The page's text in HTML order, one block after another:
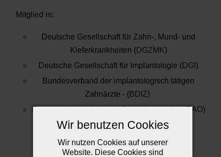
Mitglied in:
Deutsche Gesellschaft für Zahn-, Mund- und
Kieferkrankheiten (DGZMK)
Deutsche Gesellschaft für Implantologie (DGI )
Bundesverband der implantologisch tätigen
Zahnärzte - (BDIZ)
European Association for Osseointegration (EAO)
Wir benutzen Cookies
Wir nutzen Cookies auf unserer
Website. Diese Cookies sind